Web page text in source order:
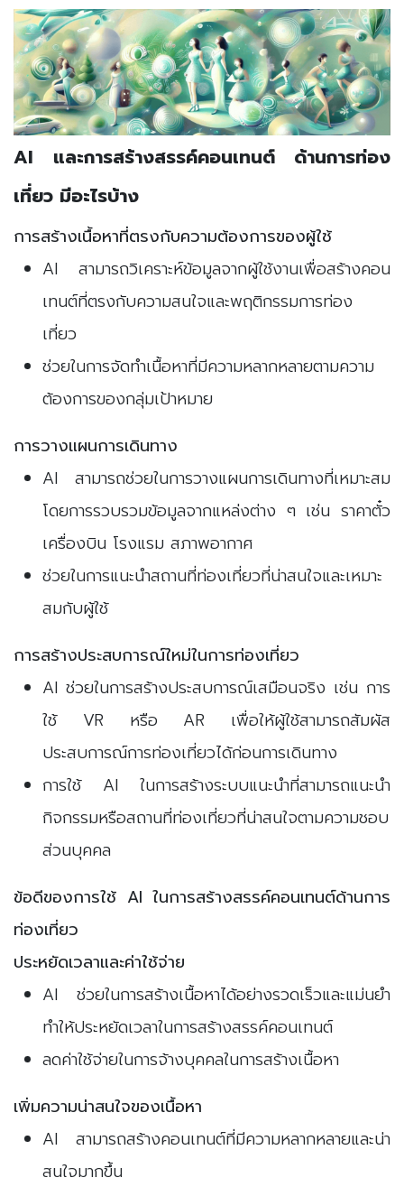
AI และการสร้างสรรค์คอนเทนต์ ด้านการท่อง
เที่ยว มีอะไรบ้าง
การสร้างเนื้อหาที่ตรงกับความต้องการของผู้ใช้
AI สามารถวิเคราะห์ข้อมูลจากผู้ใช้งานเพื่อสร้างคอน
เทนต์ที่ตรงกับความสนใจและพฤติกรรมการท่อง
เที่ยว
ช่วยในการจัดทำเนื้อหาที่มีความหลากหลายตามความ
ต้องการของกลุ่มเป้าหมาย
การวางแผนการเดินทาง
AI สามารถช่วยในการวางแผนการเดินทางที่เหมาะสม
โดยการรวบรวมข้อมูลจากแหล่งต่าง ๆ เช่น ราคาตั๋ว
เครื่องบิน โรงแรม สภาพอากาศ
ช่วยในการแนะนำสถานที่ท่องเที่ยวที่น่าสนใจและเหมาะ
สมกับผู้ใช้
การสร้างประสบการณ์ใหม่ในการท่องเที่ยว
AI ช่วยในการสร้างประสบการณ์เสมือนจริง เช่น การ
ใช้ VR หรือ AR เพื่อให้ผู้ใช้สามารถสัมผัส
ประสบการณ์การท่องเที่ยวได้ก่อนการเดินทาง
การใช้ AI ในการสร้างระบบแนะนำที่สามารถแนะนำ
กิจกรรมหรือสถานที่ท่องเที่ยวที่น่าสนใจตามความชอบ
ส่วนบุคคล
ข้อดีของการใช้ AI ในการสร้างสรรค์คอนเทนต์ด้านการ
ท่องเที่ยว
ประหยัดเวลาและค่าใช้จ่าย
AI ช่วยในการสร้างเนื้อหาได้อย่างรวดเร็วและแม่นยำ
ทำให้ประหยัดเวลาในการสร้างสรรค์คอนเทนต์
ลดค่าใช้จ่ายในการจ้างบุคคลในการสร้างเนื้อหา
เพิ่มความน่าสนใจของเนื้อหา
AI สามารถสร้างคอนเทนต์ที่มีความหลากหลายและน่า
สนใจมากขึ้น